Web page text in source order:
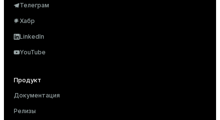
Телеграм
Хабр
LinkedIn
YouTube
Продукт
Документация
Релизы